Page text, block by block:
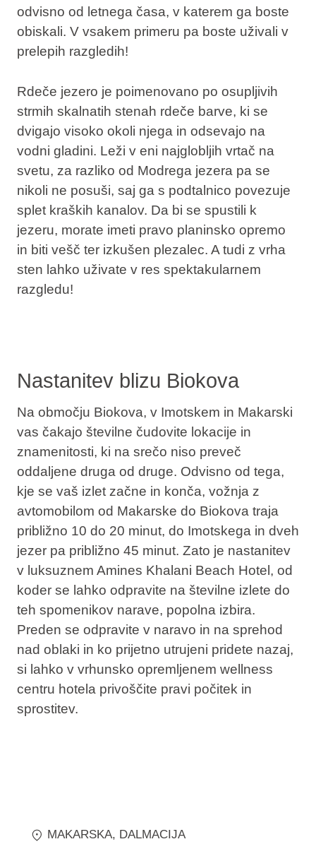
odvisno od letnega časa, v katerem ga boste
obiskali. V vsakem primeru pa boste uživali v
prelepih razgledih!
Rdeče jezero je poimenovano po osupljivih
strmih skalnatih stenah rdeče barve, ki se
dvigajo visoko okoli njega in odsevajo na
vodni gladini. Leži v eni najglobljih vrtač na
svetu, za razliko od Modrega jezera pa se
nikoli ne posuši, saj ga s podtalnico povezuje
splet kraških kanalov. Da bi se spustili k
jezeru, morate imeti pravo planinsko opremo
in biti vešč ter izkušen plezalec. A tudi z vrha
sten lahko uživate v res spektakularnem
razgledu!
Nastanitev blizu Biokova
Na območju Biokova, v Imotskem in Makarski
vas čakajo številne čudovite lokacije in
znamenitosti, ki na srečo niso preveč
oddaljene druga od druge. Odvisno od tega,
kje se vaš izlet začne in konča, vožnja z
avtomobilom od Makarske do Biokova traja
približno 10 do 20 minut, do Imotskega in dveh
jezer pa približno 45 minut. Zato je nastanitev
v luksuznem Amines Khalani Beach Hotel, od
koder se lahko odpravite na številne izlete do
teh spomenikov narave, popolna izbira.
Preden se odpravite v naravo in na sprehod
nad oblaki in ko prijetno utrujeni pridete nazaj,
si lahko v vrhunsko opremljenem wellness
centru hotela privoščite pravi počitek in
sprostitev.
MAKARSKA, DALMACIJA